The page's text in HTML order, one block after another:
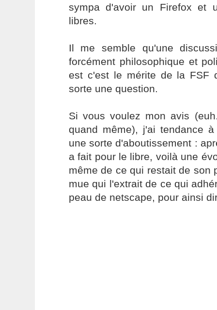
sympa d'avoir un Firefox et
libres.
Il me semble qu'une
forcément philosophique et
est c'est le mérite de la FSF
sorte une question.
Si vous voulez mon avis
quand même), j'ai tendance
une sorte d'aboutissement :
a fait pour le libre, voilà une
même de ce qui restait de son
mue qui l'extrait de ce qui
peau de netscape, pour ainsi